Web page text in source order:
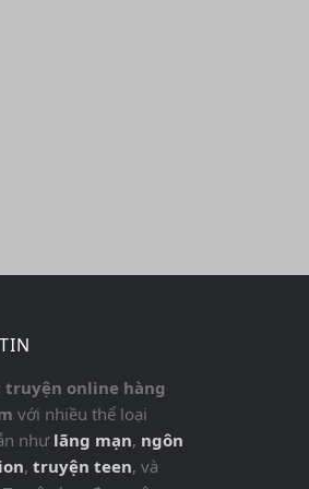
truyện online hàng
với nhiều thể loại
như lãng mạn, ngôn
, truyện teen, và